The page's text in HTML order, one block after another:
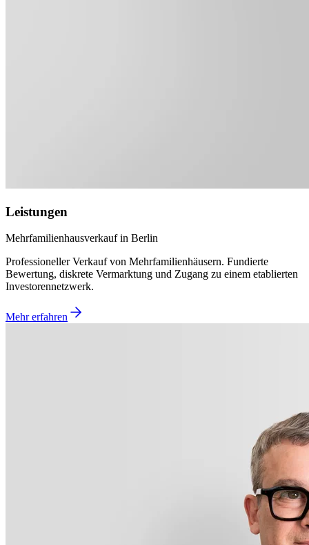
Leistungen
Mehrfamilienhausverkauf in Berlin
Professioneller Verkauf von Mehrfamilienhäusern. Fundierte
Bewertung, diskrete Vermarktung und Zugang zu einem etablierten
Investorennetzwerk.
Mehr erfahren